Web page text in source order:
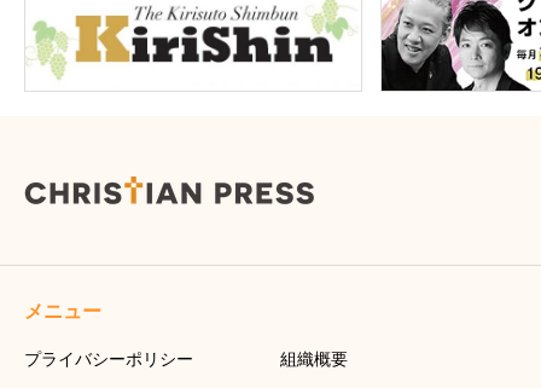
メニュー
プライバシーポリシー 組織概要